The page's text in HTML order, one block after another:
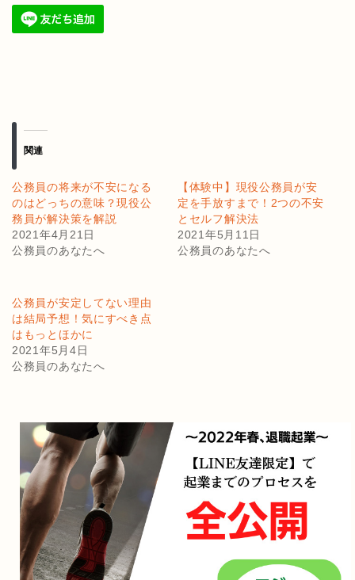
関連
公務員の将来が不安になる
のはどっちの意味？現役公
務員が解決策を解説
2021年4月21日
公務員のあなたへ
【体験中】現役公務員が安
定を手放すまで！2つの不安
とセルフ解決法
2021年5月11日
公務員のあなたへ
公務員が安定してない理由
は結局予想！気にすべき点
はもっとほかに
2021年5月4日
公務員のあなたへ